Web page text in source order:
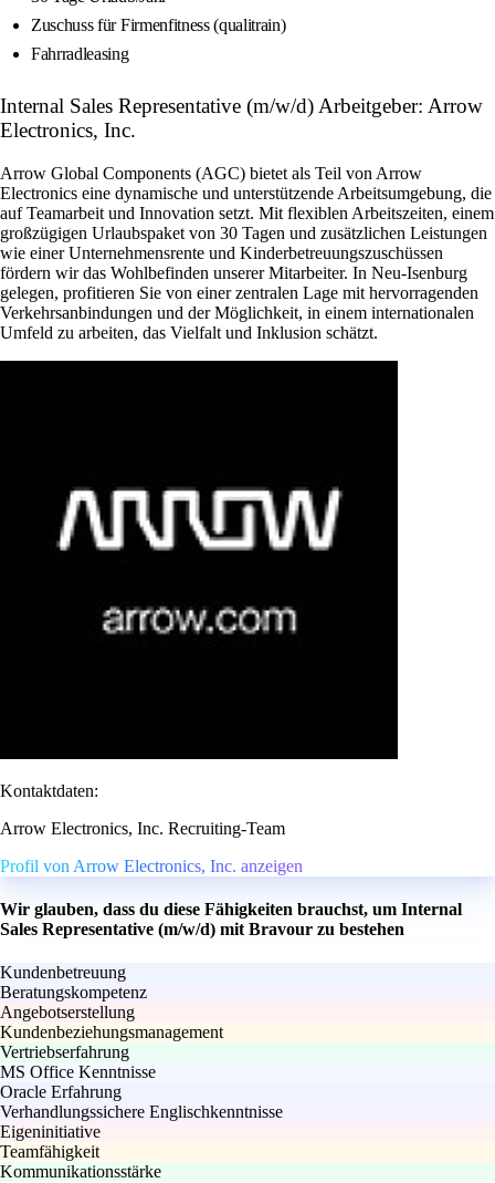
Zuschuss für Firmenfitness (qualitrain)
Fahrradleasing
Internal Sales Representative (m/w/d) Arbeitgeber: Arrow
Electronics, Inc.
Arrow Global Components (AGC) bietet als Teil von Arrow
Electronics eine dynamische und unterstützende Arbeitsumgebung, die
auf Teamarbeit und Innovation setzt. Mit flexiblen Arbeitszeiten, einem
großzügigen Urlaubspaket von 30 Tagen und zusätzlichen Leistungen
wie einer Unternehmensrente und Kinderbetreuungszuschüssen
fördern wir das Wohlbefinden unserer Mitarbeiter. In Neu-Isenburg
gelegen, profitieren Sie von einer zentralen Lage mit hervorragenden
Verkehrsanbindungen und der Möglichkeit, in einem internationalen
Umfeld zu arbeiten, das Vielfalt und Inklusion schätzt.
Kontaktdaten:
Arrow Electronics, Inc. Recruiting-Team
Profil von Arrow Electronics, Inc. anzeigen
Wir glauben, dass du diese Fähigkeiten brauchst, um Internal
Sales Representative (m/w/d) mit Bravour zu bestehen
Kundenbetreuung
Beratungskompetenz
Angebotserstellung
Kundenbeziehungsmanagement
Vertriebserfahrung
MS Office Kenntnisse
Oracle Erfahrung
Verhandlungssichere Englischkenntnisse
Eigeninitiative
Teamfähigkeit
Kommunikationsstärke